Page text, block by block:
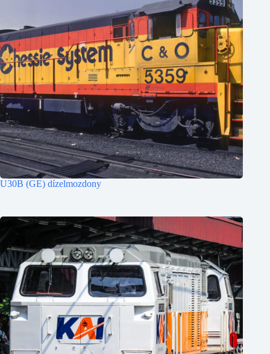
U30B (GE) dízelmozdony